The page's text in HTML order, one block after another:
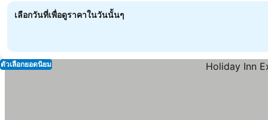
เลือกวันที่เพื่อดูราคาในวันนั้นๆ
ตัวเลือกยอดนิยม